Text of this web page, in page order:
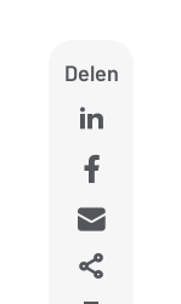
Delen